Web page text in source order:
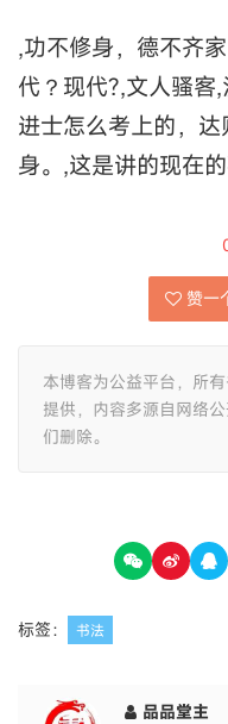
,功不修身，德不齐
代？现代?,文人骚客
进士怎么考上的，
身。,这是讲的现在
赞一
本博客为公益平台，所
提供，内容多源自网络
们删除。
标签： 书法
品品堂主